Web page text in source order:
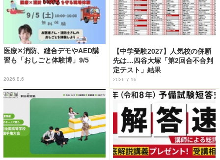
医療✕消防、縫合デモやAED講
習も「おしごと体験博」9/5
2026.8.6
【中学受験2027】人気校の併願
先は…四谷大塚「第2回合不合判
定テスト」結果
2026.7.16